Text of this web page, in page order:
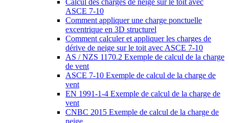
Calcul des charges de neige sur le toit avec
ASCE 7-10
Comment appliquer une charge ponctuelle
excentrique en 3D structurel
Comment calculer et appliquer les charges de
dérive de neige sur le toit avec ASCE 7-10
AS / NZS 1170.2 Exemple de calcul de la charge
de vent
ASCE 7-10 Exemple de calcul de la charge de
vent
EN 1991-1-4 Exemple de calcul de la charge de
vent
CNBC 2015 Exemple de calcul de la charge de